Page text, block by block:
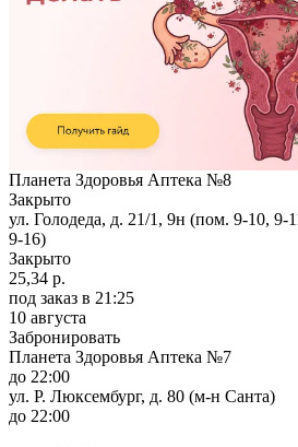
Планета Здоровья Аптека №8
Закрыто
ул. Голодеда, д. 21/1, 9н (пом. 9-10, 9-
9-16)
Закрыто
25,34 р.
под заказ в 21:25
10 августа
Забронировать
Планета Здоровья Аптека №7
до 22:00
ул. Р. Люксембург, д. 80 (м-н Санта)
до 22:00